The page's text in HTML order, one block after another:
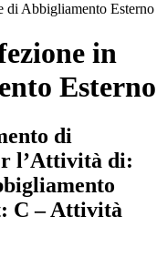
Abbigliamento Esterno
in
Esterno
di
l’Attività di:
C – Attività